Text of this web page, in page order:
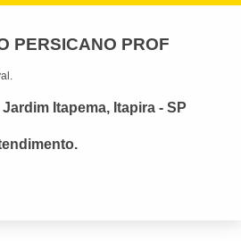
PERSICANO PROF
Itapema, Itapira - SP